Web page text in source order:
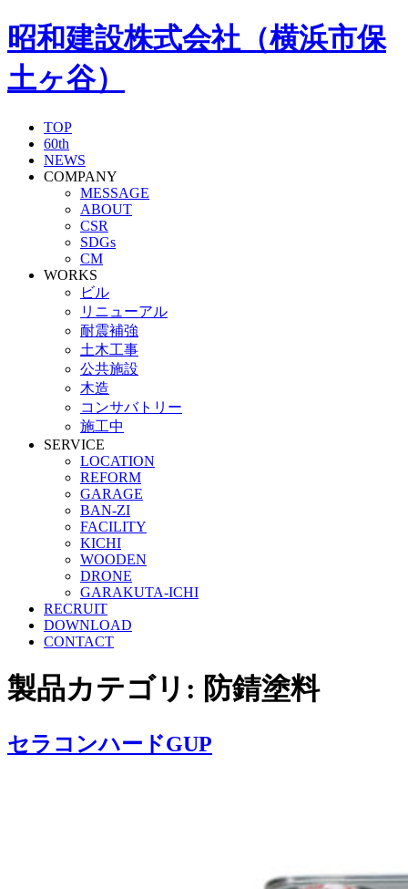
昭和建設株式会社（横浜市保
土ヶ谷）
TOP
60th
NEWS
COMPANY
MESSAGE
ABOUT
CSR
SDGs
CM
WORKS
ビル
リニューアル
耐震補強
土木工事
公共施設
木造
コンサバトリー
施工中
SERVICE
LOCATION
REFORM
GARAGE
BAN-ZI
FACILITY
KICHI
WOODEN
DRONE
GARAKUTA-ICHI
RECRUIT
DOWNLOAD
CONTACT
製品カテゴリ: 防錆塗料
セラコンハードGUP